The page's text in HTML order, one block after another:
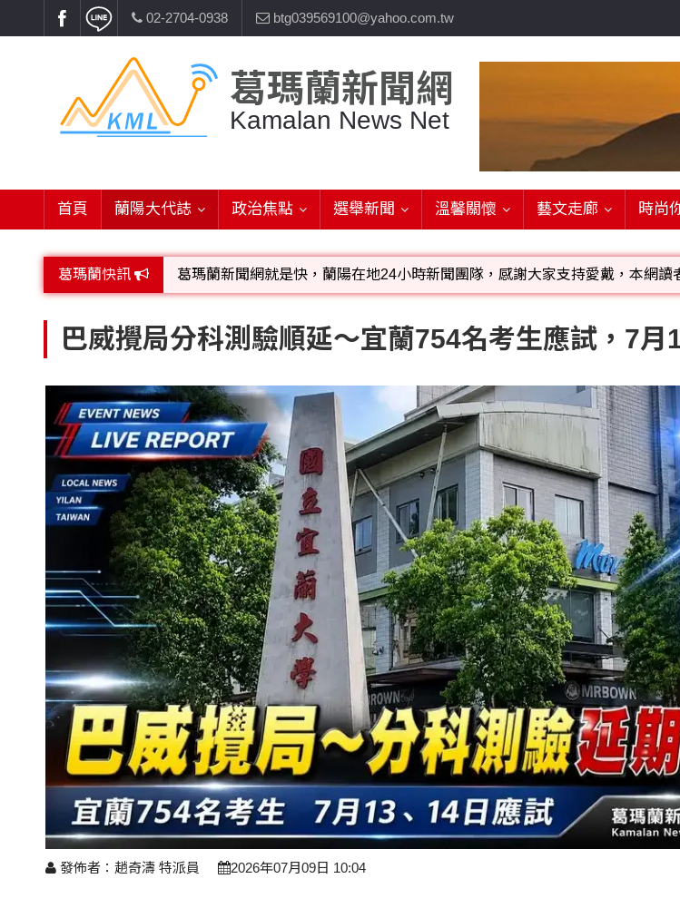
02-2704-0938 btg039569100@yahoo.com.tw
葛瑪蘭新聞網
Kamalan News Net
首頁 蘭陽大代誌 政治焦點 選舉新聞 溫馨關懷 藝文走廊 時尚
葛瑪蘭快訊 葛瑪蘭新聞網就是快，蘭陽在地24小時新聞團隊，感謝大家支持愛戴，本網讀
巴威攪局分科測驗順延～宜蘭754名考生應試，7月
發佈者：趙奇濤 特派員 2026年07月09日 10:04